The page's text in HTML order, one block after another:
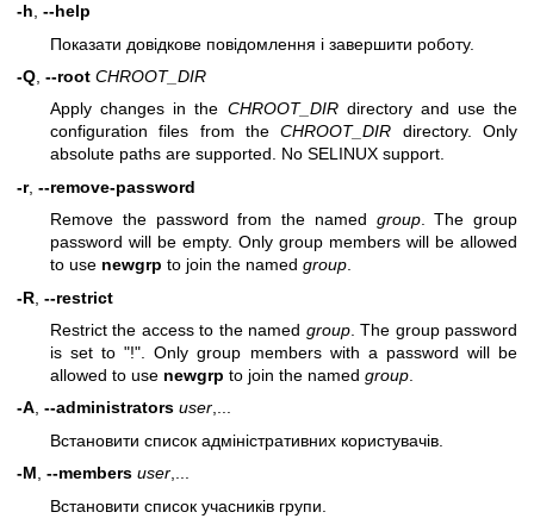
-h, --help
Показати довідкове повідомлення і завершити роботу.
-Q --root CHROOT_DIR
Apply changes in the CHROOT_DIRdirectory and use the
configuration files from theCHROOT_DIR directory. Only
absolute paths are supported. No SELINUX support.
-r, --remove-password
Remove the password from the named group. The group
password will be empty. Only group members will be allowed
to use newgrp to join the named group
-R --restrict
Restrict the access to the named group. The group password
is set to "!". Only group members with a password will be
allowed to use newgrp to join the named group
-A, --administrators user,...
Встановити список адміністративних користувачів.
-M --members user
Встановити список учасників групи.